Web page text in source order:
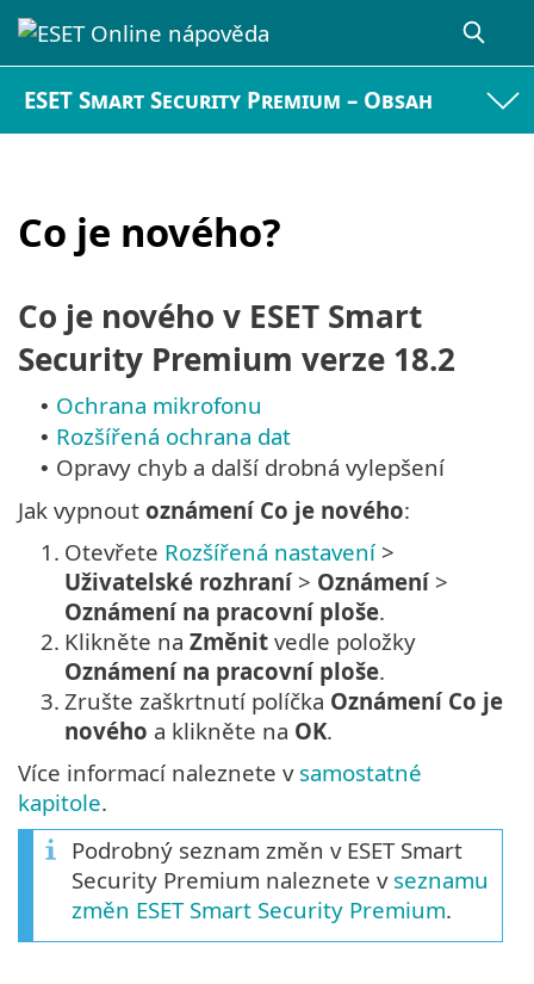
ESET Smart Security Premium – Obsah
Co je nového?
Co je nového v ESET Smart
Security Premium verze 18.2
• Ochrana mikrofonu
• Rozšířená ochrana dat
• Opravy chyb a další drobná vylepšení
Jak vypnout oznámení Co je nového:
1. Otevřete Rozšířená nastavení >
Uživatelské rozhraní> Oznámení>
Oznámení na pracovní ploše.
2. Klikněte na Změnit vedle položky
Oznámení na pracovní ploše.
3. Zrušte zaškrtnutí políčka Oznámení Co je
nového a klikněte na OK.
Více informací naleznete v samostatné
kapitole.
Podrobný seznam změn v ESET Smart
Security Premium naleznete v seznamu
změn ESET Smart Security Premium.